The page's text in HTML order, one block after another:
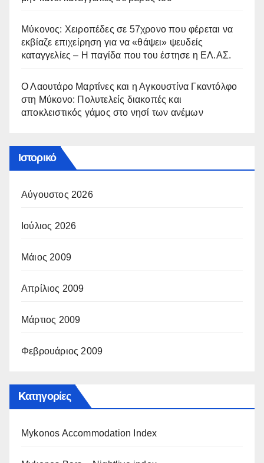
Μύκονος: Χειροπέδες σε 57χρονο που φέρεται να
εκβίαζε επιχείρηση για να «θάψει» ψευδείς
καταγγελίες – Η παγίδα που του έστησε η ΕΛ.ΑΣ.
Ο Λαουτάρο Μαρτίνες και η Αγκουστίνα Γκαντόλφο
στη Μύκονο: Πολυτελείς διακοπές και
αποκλειστικός γάμος στο νησί των ανέμων
Ιστορικό
Αύγουστος 2026
Ιούλιος 2026
Μάιος 2009
Απρίλιος 2009
Μάρτιος 2009
Φεβρουάριος 2009
Kατηγορίες
Mykonos Accommodation Index